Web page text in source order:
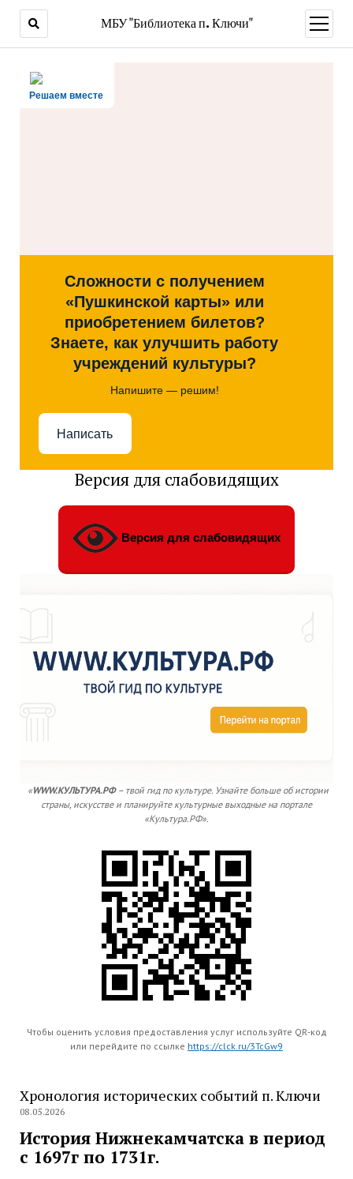
МБУ "Библиотека п. Ключи"
меню
Решаем вместе
Сложности с получением
«Пушкинской карты» или
приобретением билетов?
Знаете, как улучшить работу
учреждений культуры?
Напишите — решим!
Написать
Версия для слабовидящих
Версия для слабовидящих
«WWW.КУЛЬТУРА.РФ– твой гид по культуре. Узнайте больше об истории
страны, искусстве и планируйте культурные выходные на портале
«Культура.РФ».
Чтобы оценить условия предоставления услуг используйте QR-код
или перейдите по ссылке https://clck.ru/3TcGw9
Хронология исторических событий п. Ключи
08.05.2026
История Нижнекамчатска в период
с 1697г по 1731г.